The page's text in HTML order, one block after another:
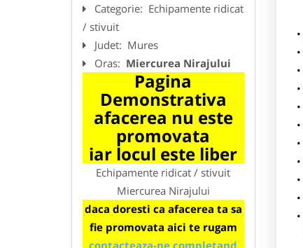
Categorie: Echipamente ridicat
/ stivuit
Judet: Mures
Oras: Miercurea Nirajului
Pagina
Demonstrativa
afacerea nu este
promovata
iar locul este liber
Echipamente ridicat / stivuit
Miercurea Nirajului
daca doresti ca afacerea ta sa
fie promovata aici te rugam
contacteaza-ne completand